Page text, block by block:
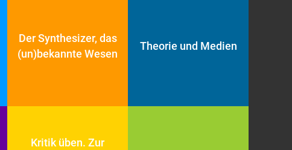
Der Synthesizer, das
(un)bekannte Wesen
Theorie und Medien
Kritik üben. Zur